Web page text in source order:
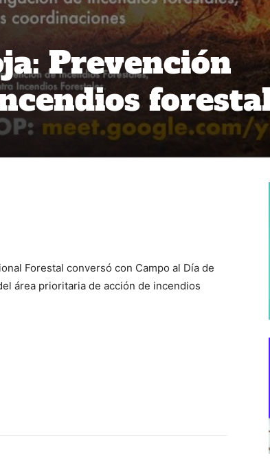
Prevención
Forestal conversó con Campo al Día de
área prioritaria de acción de incendios